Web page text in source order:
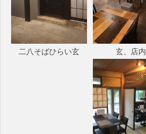
二八そばひらい玄 玄、店内